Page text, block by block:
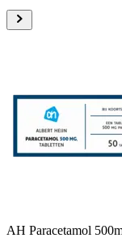
AH Paracetamol